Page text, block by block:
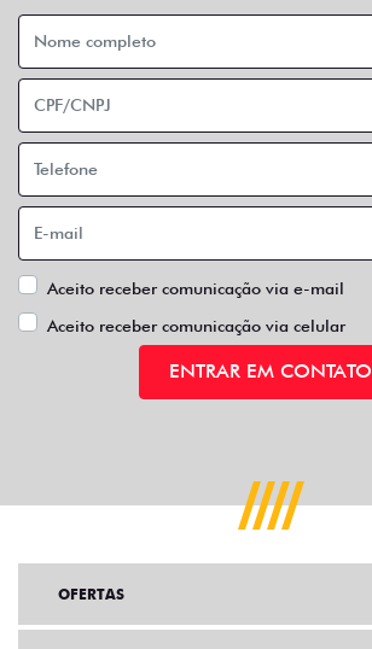
Aceito receber comunicação via e-mail
Aceito receber comunicação via celular
ENTRAR EM CONTATO
OFERTAS